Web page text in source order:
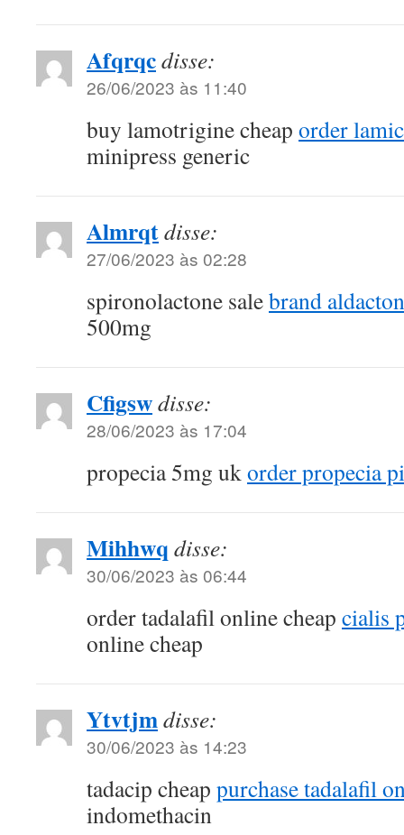
Afqrqcdisse:
26/06/2023 às 11:40
buy lamotrigine cheap order
minipress generic
Almrqtdisse:
27/06/2023 às 02:28
spironolactone salebrand
500mg
Cfigswdisse:
28/06/2023 às 17:04
propecia 5mg uk order propecia
Mihhwq disse:
30/06/2023 às 06:44
order tadalafil online cheap cialis
online cheap
Ytvtjmdisse:
30/06/2023 às 14:23
tadacip cheap purchase tadalafil
indomethacin